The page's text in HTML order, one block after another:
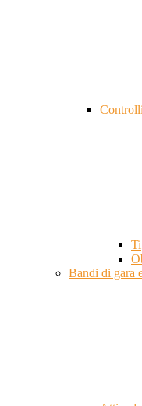
Bandi di gara